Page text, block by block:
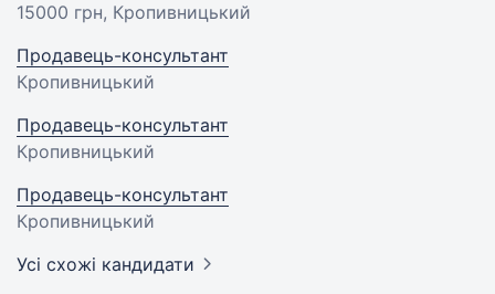
15000 грн, Кропивницький
Продавець-консультант
Кропивницький
Продавець-консультант
Кропивницький
Продавець-консультант
Кропивницький
Усі схожі кандидати